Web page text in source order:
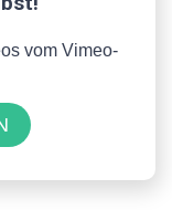
vom Vimeo-